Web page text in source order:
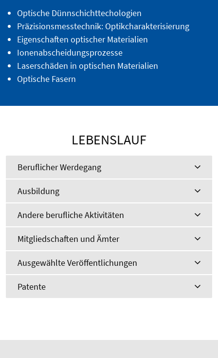
Optische Dünnschichttechologien
Präzisionsmesstechnik: Optikcharakterisierung
Eigenschaften optischer Materialien
Ionenabscheidungsprozesse
Laserschäden in optischen Materialien
Optische Fasern
LEBENSLAUF
Beruflicher Werdegang
Ausbildung
Andere berufliche Aktivitäten
Mitgliedschaften und Ämter
Ausgewählte Veröffentlichungen
Patente